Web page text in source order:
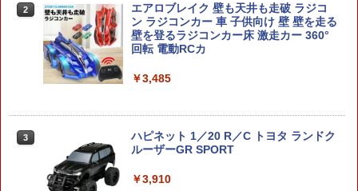
￥4,114
【中古】1/100 バンダイスピリッツ RE/1
￥4,950
2
スターウォーズ マンダロリアン グロー
グー ぬいぐるみ アドベンチャーバンド
ル 11インチ 約28cm MATTEL マテル S
TAR WARS The Mandalorian Grogu Pl
ザ・チャイルド フィギュア キャラクタ
￥16,900
メット 黒 ブラック オリーブドラブ グリ
ーン 2色 サバイバルゲーム サバゲー 装
備 米軍 アメリカ軍 タクティカル ミリタ
リー メンズ レディース 服
￥4,950
3 ARMORYTH用キャリーカート
2
エアロブレイク 壁も天井も走破 ラジコ
ン ラジコンカー 車 子供向け 壁 壁を走る
壁を登るラジコンカー床 激走カー 360°
回転 電動RCカ
￥3,485
3
ハピネット 1／20 R／C トヨタ ランドク
ルーザーGR SPORT
￥3,910